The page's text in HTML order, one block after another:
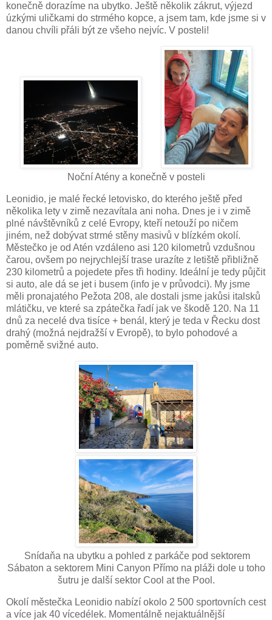
konečně dorazíme na ubytko. Ještě několik zákrut, výjezd
úzkými uličkami do strmého kopce, a jsem tam, kde jsme si v
danou chvíli přáli být ze všeho nejvíc. V posteli!
Noční Atény a konečně v posteli
Leonidio, je malé řecké letovisko, do kterého ještě před
několika lety v zimě nezavítala ani noha. Dnes je i v zimě
plné návštěvníků z celé Evropy, kteří netouží po ničem
jiném, než dobývat strmé stěny masivů v blízkém okolí.
Městečko je od Atén vzdáleno asi 120 kilometrů vzdušnou
čarou, ovšem po nejrychlejší trase urazíte z letiště přibližně
230 kilometrů a pojedete přes tři hodiny. Ideální je tedy půjčit
si auto, ale dá se jet i busem (info je v průvodci). My jsme
měli pronajatého Pežota 208, ale dostali jsme jakůsi italsků
mlátičku, ve které sa zpátečka řadí jak ve škodě 120. Na 11
dnů za necelé dva tisíce + benál, který je teda v Řecku dost
drahý (možná nejdražší v Evropě), to bylo pohodové a
poměrně svižné auto.
Snídaňa na ubytku a pohled z parkáče pod sektorem
Sábaton a sektorem Mini Canyon Přímo na pláži dole u toho
šutru je další sektor Cool at the Pool.
Okolí městečka Leonidio nabízí okolo 2 500 sportovních cest
a více jak 40 vícedélek. Momentálně nejaktuálnější